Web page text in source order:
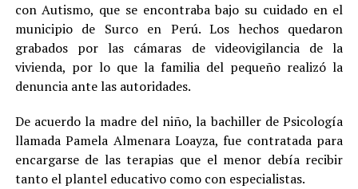
con Autismo, que se encontraba bajo su cuidado en el
municipio de Surco en Perú. Los hechos quedaron
grabados por las cámaras de videovigilancia de la
vivienda, por lo que la familia del pequeño realizó la
denuncia ante las autoridades.
De acuerdo la madre del niño, la bachiller de Psicología
llamada Pamela Almenara Loayza, fue contratada para
encargarse de las terapias que el menor debía recibir
tanto el plantel educativo como con especialistas.